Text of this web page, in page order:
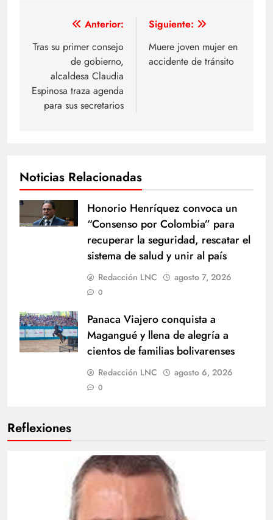
Reflexiones
Navegación
de
entradas
Anterior:
Tras su primer consejo
de gobierno,
alcaldesa Claudia
Espinosa traza agenda
para sus secretarios
Siguiente:
Muere joven mujer en
accidente de tránsito
Noticias Relacionadas
Honorio Henríquez convoca un
“Consenso por Colombia” para
recuperar la seguridad, rescatar el
sistema de salud y unir al país
Redacción LNC agosto 7, 2026
0
Panaca Viajero conquista a
Magangué y llena de alegría a
cientos de familias bolivarenses
Redacción LNC agosto 6, 2026
0